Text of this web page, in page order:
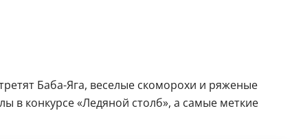
Баба-Яга, веселые скоморохи и ряженые
в конкурсе «Ледяной столб», а самые меткие